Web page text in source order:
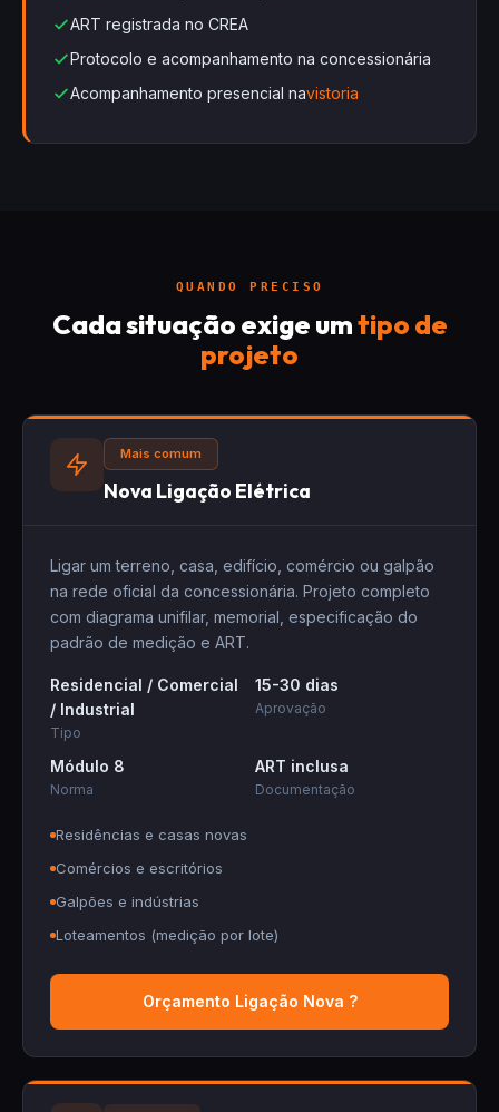
ART registrada no CREA
Protocolo e acompanhamento na concessionária
Acompanhamento presencial navistoria
QUANDO PRECISO
Cada situação exige umtipo de
projeto
Mais comum
Nova Ligação Elétrica
Ligar um terreno, casa, edifício, comércio ou galpão
na rede oficial da concessionária. Projeto completo
com diagrama unifilar, memorial, especificação do
padrão de medição e ART.
Residencial / Comercial
/ Industrial
Tipo
15-30 dias
Aprovação
Módulo 8
Norma
ART inclusa
Documentação
Residências e casas novas
Comércios e escritórios
Galpões e indústrias
Loteamentos (medição por lote)
Orçamento Ligação Nova ?